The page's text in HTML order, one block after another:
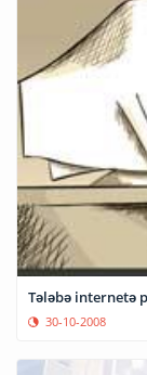
Tələbə internetə
30-10-2008